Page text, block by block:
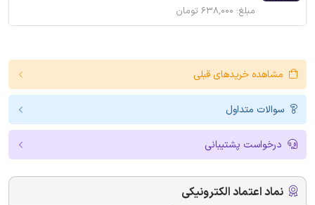
مبلغ: ۶۳۸,۰۰۰ تومان
مشاهده خریدهای قبلی
سوالات متداول
درخواست پشتیبانی
نماد اعتماد الکترونیکی